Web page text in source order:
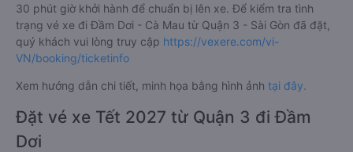
30 phút giờ khởi hành để chuẩn bị lên xe. Để kiểm tra tình
trạng vé xe đi Đầm Dơi - Cà Mau từ Quận 3 - Sài Gòn đã đặt,
quý khách vui lòng truy cập https://vexere.com/vi-
VN/booking/ticketinfo
Xem hướng dẫn chi tiết, minh họa bằng hình ảnh tại đây.
Đặt vé xe Tết 2027 từ Quận 3 đi Đầm
Dơi